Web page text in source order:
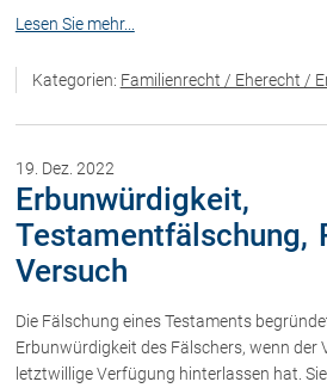
Lesen Sie mehr...
Kategorien: Familienrecht / Eherecht /
19. Dez. 2022
Erbunwürdigkeit,
Testamentfälschung,
Versuch
Die Fälschung eines Testaments
Erbunwürdigkeit des Fälschers, wenn der
letztwillige Verfügung hinterlassen hat.